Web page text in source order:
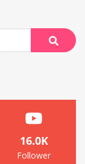
Suche
16.0K
Follower